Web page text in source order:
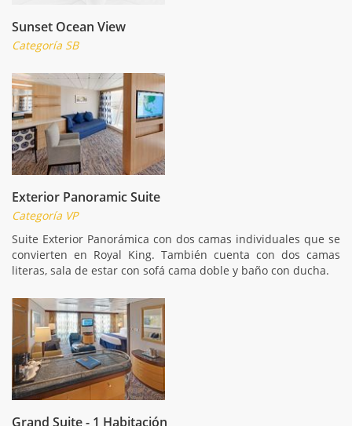
Sunset Ocean View
Categoría SB
Exterior Panoramic Suite
Categoría VP
Suite Exterior Panorámica con dos camas individuales que se
convierten en Royal King. También cuenta con dos camas
literas, sala de estar con sofá cama doble y baño con ducha.
Grand Suite - 1 Habitación